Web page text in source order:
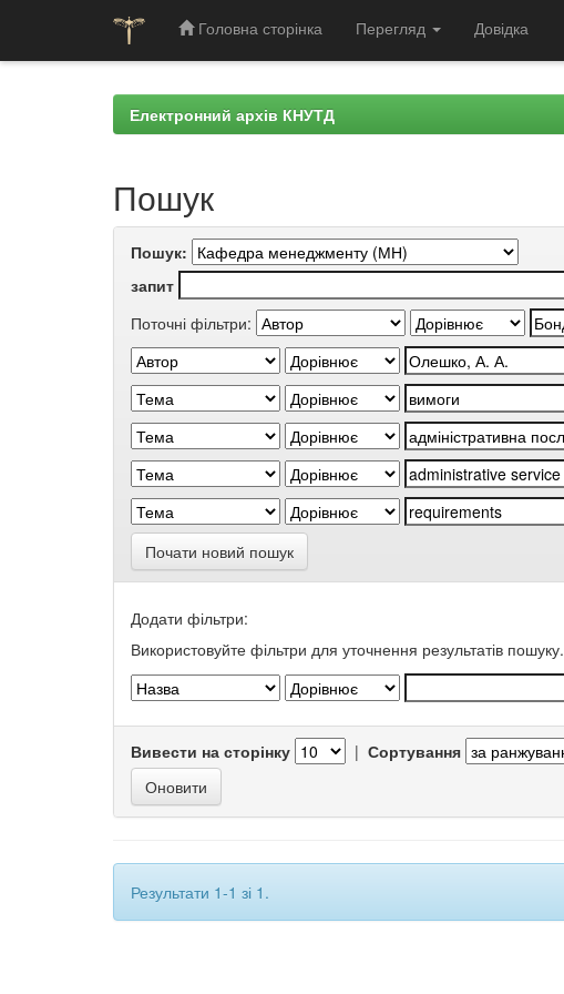
Головна сторінка Перегляд Довідка
Електронний архів КНУТД
Пошук
Пошук:
запит
Поточні фільтри:
Почати новий пошук
Додати фільтри:
Використовуйте фільтри для уточнення результатів пошуку.
Вивести на сторінку | Сортування
Результати 1-1 зі 1.